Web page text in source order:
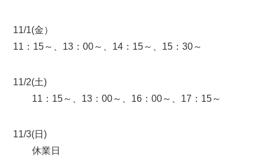
11/1(金）
11：15～、13：00～、14：15～、15：30～
11/2(土)
11：15～、13：00～、16：00～、17：15～
11/3(日)
休業日